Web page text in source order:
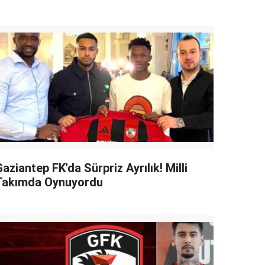
FK'da Sürpriz Ayrılık! Milli
Oynuyordu